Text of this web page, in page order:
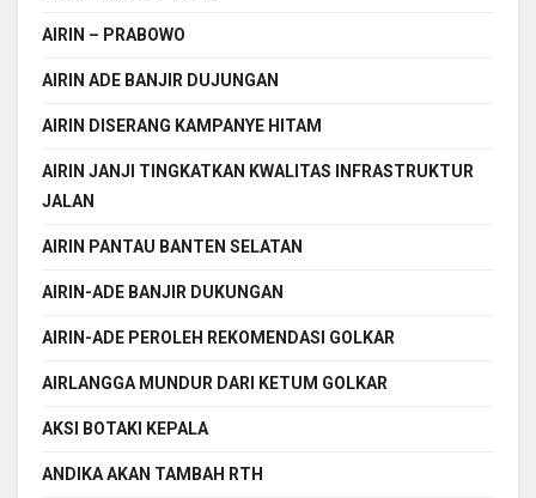
AIRIN – PRABOWO
AIRIN ADE BANJIR DUJUNGAN
AIRIN DISERANG KAMPANYE HITAM
AIRIN JANJI TINGKATKAN KWALITAS INFRASTRUKTUR
JALAN
AIRIN PANTAU BANTEN SELATAN
AIRIN-ADE BANJIR DUKUNGAN
AIRIN-ADE PEROLEH REKOMENDASI GOLKAR
AIRLANGGA MUNDUR DARI KETUM GOLKAR
AKSI BOTAKI KEPALA
ANDIKA AKAN TAMBAH RTH